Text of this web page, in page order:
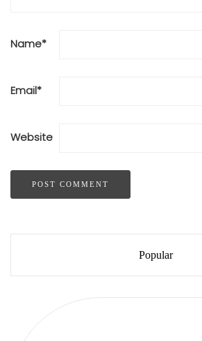
Name*
Email*
Website
Popular